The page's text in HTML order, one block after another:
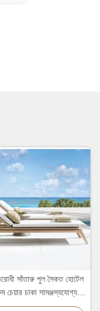
সাঁতারু পুল সৈকত হোটেল
চেয়ার চাকা সামঞ্জস্যযোগ্য
ব্যাকস্ট্রেট সঙ্গে